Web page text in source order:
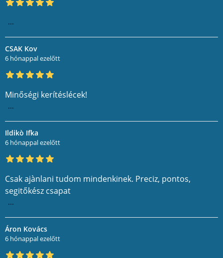
...
CSAK Kov
6 hónappal ezelőtt
Minőségi kerítéslécek!
...
Ildikò Ifka
6 hónappal ezelőtt
Csak ajànlani tudom mindenkinek. Preciz, pontos,
segitőkész csapat
...
Áron Kovács
6 hónappal ezelőtt